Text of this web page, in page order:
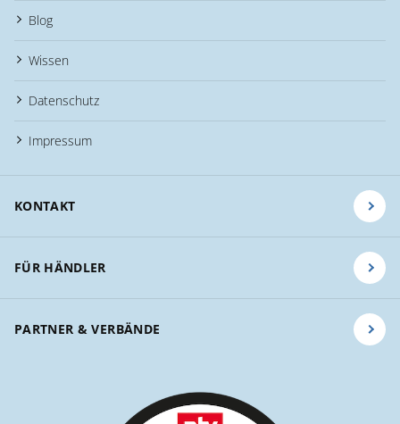
Blog
Wissen
Datenschutz
Impressum
KONTAKT
FÜR HÄNDLER
PARTNER & VERBÄNDE